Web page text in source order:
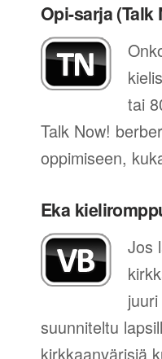
Opi-sarja
tai
Talk Now!
oppimiseen,
Eka
Jos
suunniteltu
kirkkaanvärisiä